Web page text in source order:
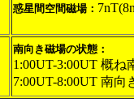
惑星間空間磁場：
南向き磁場の状態：
1:00UT-3:00UT 概ね
7:00UT-8:00UT 南向